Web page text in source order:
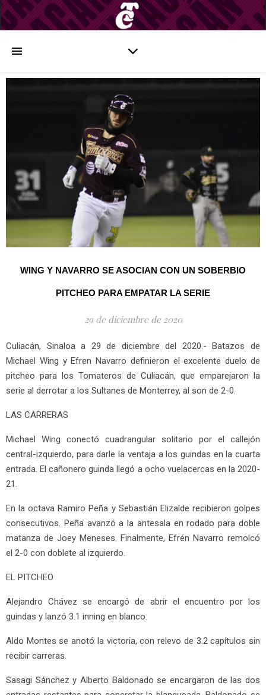
WING Y NAVARRO SE ASOCIAN CON UN SOBERBIO
PITCHEO PARA EMPATAR LA SERIE
29 de diciembre de 2020
Culiacán, Sinaloa a 29 de diciembre del 2020.- Batazos de
Michael Wing y Efren Navarro definieron el excelente duelo de
pitcheo para los Tomateros de Culiacán, que emparejaron la
serie al derrotar a los Sultanes de Monterrey, al son de 2-0.
LAS CARRERAS
Michael Wing conectó cuadrangular solitario por el callejón
central-izquierdo, para darle la ventaja a los guindas en la cuarta
entrada. El cañonero guinda llegó a ocho vuelacercas en la 2020-
21.
En la octava Ramiro Peña y Sebastián Elizalde recibieron golpes
consecutivos. Peña avanzó a la antesala en rodado para doble
matanza de Joey Meneses. Finalmente, Efrén Navarro remolcó
el 2-0 con doblete al izquierdo.
EL PITCHEO
Alejandro Chávez se encargó de abrir el encuentro por los
guindas y lanzó 3.1 inning en blanco.
Aldo Montes se anotó la victoria, con relevo de 3.2 capítulos sin
recibir carreras.
Sasagi Sánchez y Alberto Baldonado se encargaron de las dos